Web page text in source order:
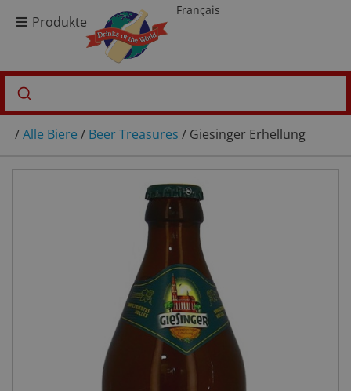
Produkte
Français
/Alle Biere / Beer Treasures / Giesinger Erhellung